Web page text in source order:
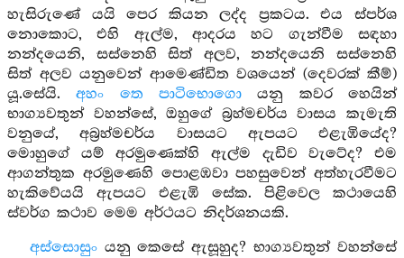
හැසිරුණේ යයි පෙර කියන ලද්ද ප්‍රකටය. එය ස්පර්ශ
නොකොට, එහි ඇල්ම, ආදරය හට ගැන්වීම සඳහා
නන්දයෙනි, සස්නෙහි සිත් අලව, නන්දයෙනි සස්නෙහි
සිත් අලව යනුවෙන් ආමෙණ්ඩිත වශයෙන් (දෙවරක් කීම්)
යූ.සේයි.අහං තෙ පාටිභොගො යනු කවර හෙයින්
භාග්‍යවතුන් වහන්සේ, ඔහුගේ බ්‍රහ්මචර්ය වාසය කැමැති
වනුයේ, අබ්‍රහ්මචර්ය වාසයට ඇපයට එළැඹියේද?
මොහුගේ යම් අරමුණෙක්හි ඇල්ම දැඩිව වැටේද? එම
ආගන්තුක අරමුණෙහි පොළඹවා පහසුවෙන් අත්හැරවීමට
හැකිවේයයි ඇපයට එළැඹි සේක. පිළිවෙල කථායෙහි
ස්වර්ග කථාව මෙම අර්ථයට නිදර්ශනයකි.
අස්සොසුංයනු කෙසේ ඇසූහුද? භාග්‍යවතුන් වහන්සේ